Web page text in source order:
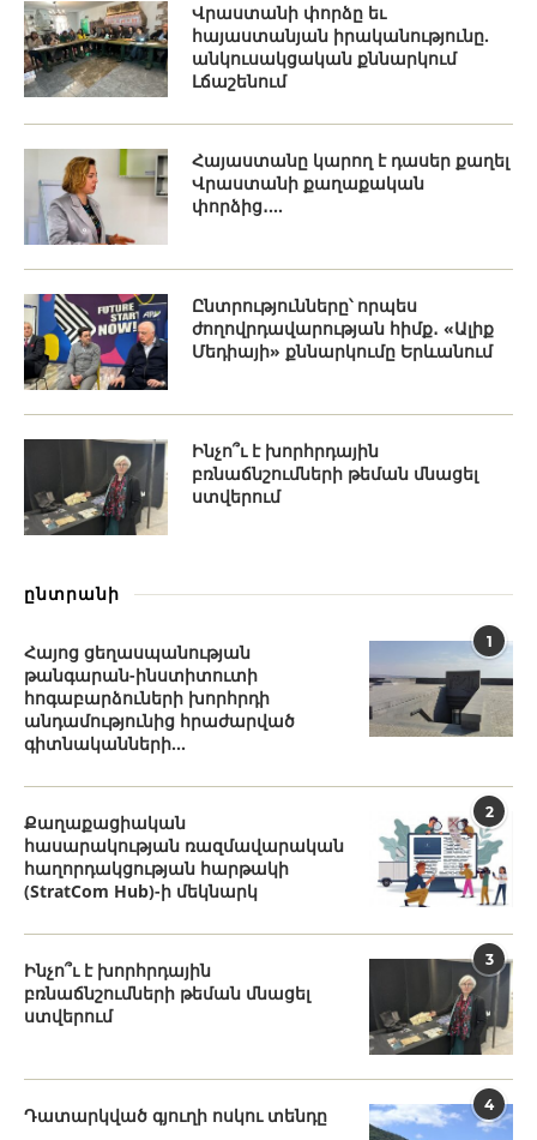
Վրաստանի փորձը եւ
հայաստանյան իրականությունը.
անկուսակցական քննարկում
Լճաշենում
Հայաստանը կարող է դասեր քաղել
Վրաստանի քաղաքական
փորձից․...
Ընտրությունները՝ որպես
ժողովրդավարության հիմք․ «Ալիք
Մեդիայի» քննարկումը Երևանում
Ինչո՞ւ է խորհրդային
բռնաճնշումների թեման մնացել
ստվերում
ընտրանի
1
Հայոց ցեղասպանության
թանգարան-ինստիտուտի
հոգաբարձուների խորհրդի
անդամությունից հրաժարված
գիտնականների...
2
Քաղաքացիական
հասարակության ռազմավարական
հաղորդակցության հարթակի
(StratCom Hub)-ի մեկնարկ
3
Ինչո՞ւ է խորհրդային
բռնաճնշումների թեման մնացել
ստվերում
4
Դատարկված գյուղի ոսկու տենդը